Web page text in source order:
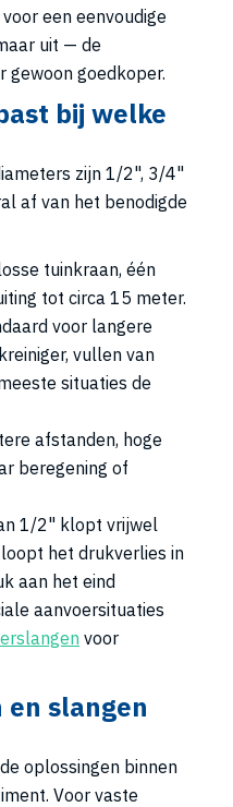
een eenvoudige
uit — de
gewoon goedkoper.
bij welke
zijn 1/2", 3/4"
af van het benodigde
tuinkraan, één
tot circa 15 meter.
voor langere
vullen van
situaties de
afstanden, hoge
beregening of
1/2" klopt vrijwel
het drukverlies in
aan het eind
aanvoersituaties
voor
slangen
oplossingen binnen
Voor vaste